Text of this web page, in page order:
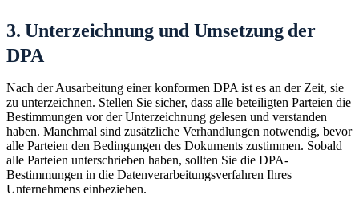
3. Unterzeichnung und Umsetzung der
DPA
Nach der Ausarbeitung einer konformen DPA ist es an der Zeit, sie
zu unterzeichnen. Stellen Sie sicher, dass alle beteiligten Parteien die
Bestimmungen vor der Unterzeichnung gelesen und verstanden
haben. Manchmal sind zusätzliche Verhandlungen notwendig, bevor
alle Parteien den Bedingungen des Dokuments zustimmen. Sobald
alle Parteien unterschrieben haben, sollten Sie die DPA-
Bestimmungen in die Datenverarbeitungsverfahren Ihres
Unternehmens einbeziehen.